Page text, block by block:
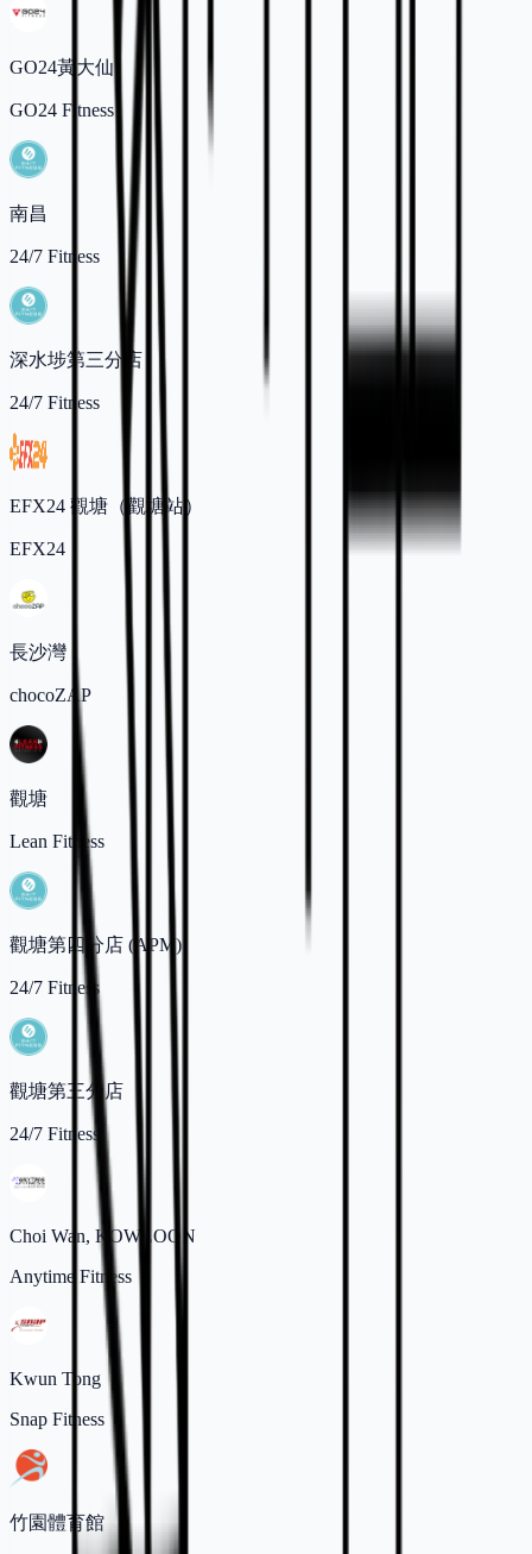
GO24黃大仙
GO24 Fitness
南昌
24/7 Fitness
深水埗第三分店
24/7 Fitness
EFX24 觀塘（觀塘站）
EFX24
長沙灣
chocoZAP
觀塘
Lean Fitness
觀塘第四分店 (APM)
24/7 Fitness
觀塘第三分店
24/7 Fitness
Choi Wan, KOWLOON
Anytime Fitness
Kwun Tong
Snap Fitness
竹園體育館